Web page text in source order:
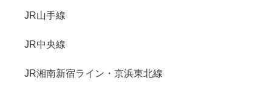
JR山手線
JR中央線
JR湘南新宿ライン・京浜東北線